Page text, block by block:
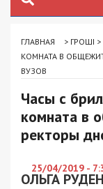
ГЛАВНАЯ > ГРОШІ >
КОМНАТА В
ВУЗОВ
Часы с
комната в
ректоры
25/04/2019 -
ОЛЬГА